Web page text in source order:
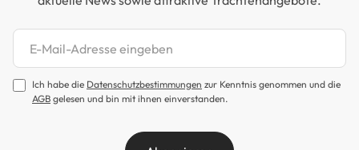
Newsletter abonnieren
Ich habe die Datenschutzbestimmungen zur Kenntnis genommen und die
AGB gelesen und bin mit ihnen einverstanden.